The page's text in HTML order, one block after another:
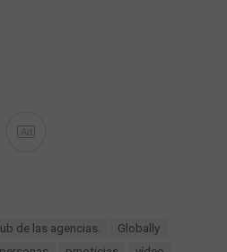
Ad
de las agencias.
Globally